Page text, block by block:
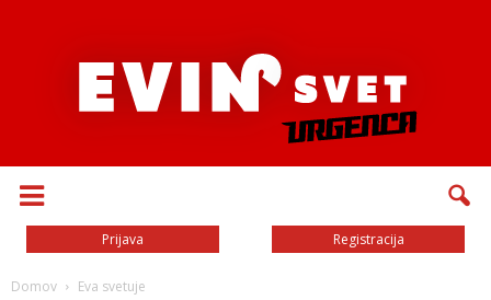
Prijava Registracija
Domov Eva svetuje